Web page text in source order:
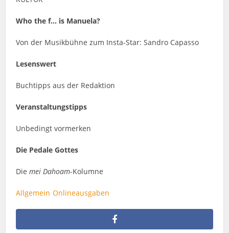
Who the f… is Manuela?
Von der Musikbühne zum Insta-Star: Sandro Capasso
Lesenswert
Buchtipps aus der Redaktion
Veranstaltungstipps
Unbedingt vormerken
Die Pedale Gottes
Diemei Dahoam-Kolumne
Allgemein Onlineausgaben